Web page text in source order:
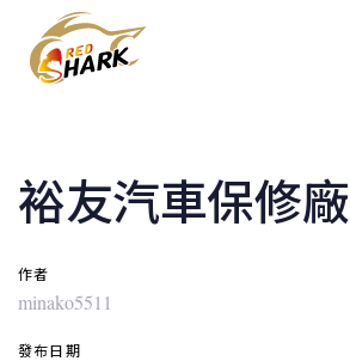
links
content
裕友汽車保修廠
作者
minako5511
發布日期
navigation